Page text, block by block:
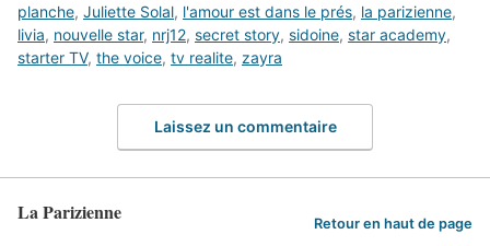
planche, Juliette Solal, l'amour est dans le prés, la parizienne,
livia, nouvelle star, nrj12, secret story, sidoine, star academy,
starter TV, the voice, tv realite, zayra
Laissez un commentaire
La Parizienne Retour en haut de page